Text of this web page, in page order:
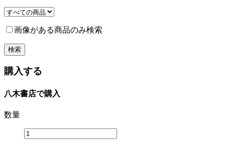
画像がある商品のみ検索
購入する
八木書店で購入
数量